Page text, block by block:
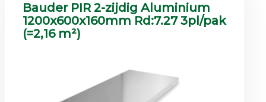
Bauder PIR 2-zijdig Aluminium
1200x600x160mm Rd:7.27 3pl/pak
(=2,16 m²)